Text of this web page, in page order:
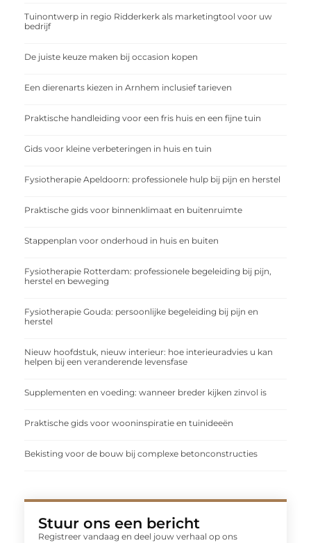
Tuinontwerp in regio Ridderkerk als marketingtool voor uw
bedrijf
De juiste keuze maken bij occasion kopen
Een dierenarts kiezen in Arnhem inclusief tarieven
Praktische handleiding voor een fris huis en een fijne tuin
Gids voor kleine verbeteringen in huis en tuin
Fysiotherapie Apeldoorn: professionele hulp bij pijn en herstel
Praktische gids voor binnenklimaat en buitenruimte
Stappenplan voor onderhoud in huis en buiten
Fysiotherapie Rotterdam: professionele begeleiding bij pijn,
herstel en beweging
Fysiotherapie Gouda: persoonlijke begeleiding bij pijn en
herstel
Nieuw hoofdstuk, nieuw interieur: hoe interieuradvies u kan
helpen bij een veranderende levensfase
Supplementen en voeding: wanneer breder kijken zinvol is
Praktische gids voor wooninspiratie en tuinideeën
Bekisting voor de bouw bij complexe betonconstructies
Stuur ons een bericht
Registreer vandaag en deel jouw verhaal op ons